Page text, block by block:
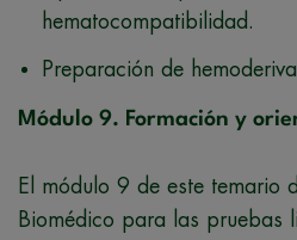
hematocompatibilidad.
Preparación de
Módulo 9. Formación y
El módulo 9 de este temario
Biomédico para las pruebas